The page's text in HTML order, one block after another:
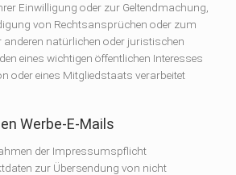
Einwilligung oder zur Geltendmachung,
von Rechtsansprüchen oder zum
anderen natürlichen oder juristischen
eines wichtigen öffentlichen Interesses
oder eines Mitgliedstaats verarbeitet
Werbe-E-Mails
der Impressumspflicht
zur Übersendung von nicht